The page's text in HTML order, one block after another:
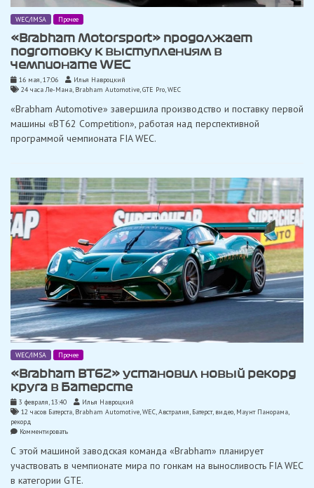
WEC/IMSA Прочее
«Brabham Motorsport» продолжает
подготовку к выступлениям в
чемпионате WEC
16 мая, 17:06
Илья Навроцкий
24 часа Ле-Мана, Brabham Automotive,GTE Pro,WEC
«Brabham Automotive» завершила производство и поставку первой
машины «BT62 Competition», работая над перспективной
программой чемпионата FIA WEC.
WEC/IMSA Прочее
«Brabham BT62» установил новый рекорд
круга в Батерсте
3 февраля, 13:40
Илья Навроцкий
12 часов Батерста, Brabham Automotive,WEC,Австралия, Батерст, видео, Маунт Панорама
рекорд
Комментироватьon
BT62»
новый
рекорд
С этой машиной заводская команда «Brabham» планирует
участвовать в чемпионате мира по гонкам на выносливость FIA WEC
в категории GTE.